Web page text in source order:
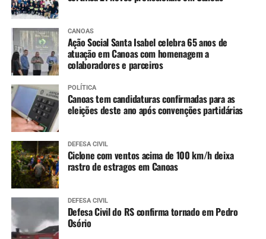
CANOAS
Ação Social Santa Isabel celebra 65 anos de
atuação em Canoas com homenagem a
colaboradores e parceiros
POLÍTICA
Canoas tem candidaturas confirmadas para as
eleições deste ano após convenções partidárias
DEFESA CIVIL
Ciclone com ventos acima de 100 km/h deixa
rastro de estragos em Canoas
DEFESA CIVIL
Defesa Civil do RS confirma tornado em Pedro
Osório